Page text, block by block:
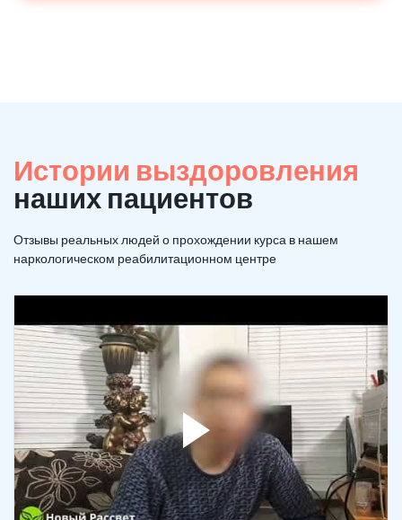
Истории выздоровления
наших пациентов
Отзывы реальных людей о прохождении курса в нашем
наркологическом реабилитационном центре